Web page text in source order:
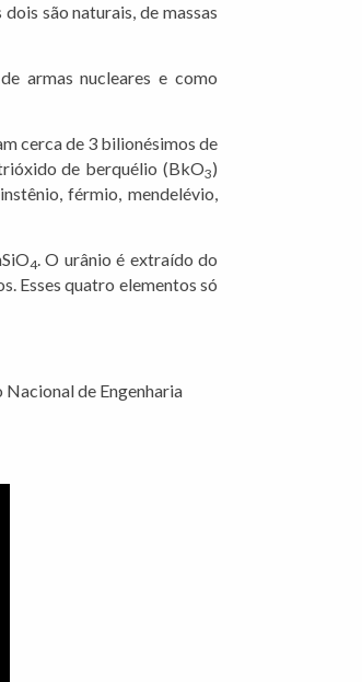
são naturais, de massas
armas nucleares e como
cerca de 3 bilionésimos de
de berquélio (BkO3)
férmio, mendelévio,
4. O urânio é extraído do
Esses quatro elementos só
de Engenharia